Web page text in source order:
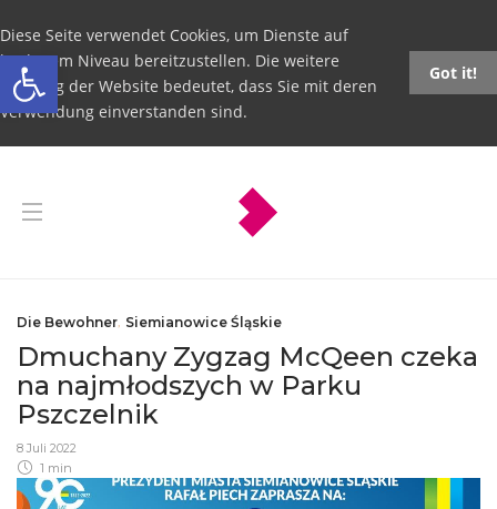
Open toolbar
Diese Seite verwendet Cookies, um Dienste auf
höchstem Niveau bereitzustellen. Die weitere
Nutzung der Website bedeutet, dass Sie mit deren
Verwendung einverstanden sind.
Got it!
Die Bewohner, Siemianowice Śląskie
Dmuchany Zygzag McQeen czeka
na najmłodszych w Parku
Pszczelnik
8 Juli 2022
1 min